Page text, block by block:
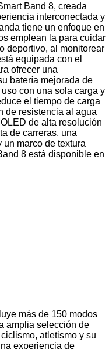
Band 8, creada
interconectada y
tiene un enfoque en
emplean la para cuidar
deportivo, al monitorear
equipada con el
ofrecer una
batería mejorada de
con una sola carga y
el tiempo de carga
de resistencia al agua
de alta resolución
de carreras, una
marco de textura
8 está disponible en
más de 150 modos
amplia selección de
atletismo y su
experiencia de